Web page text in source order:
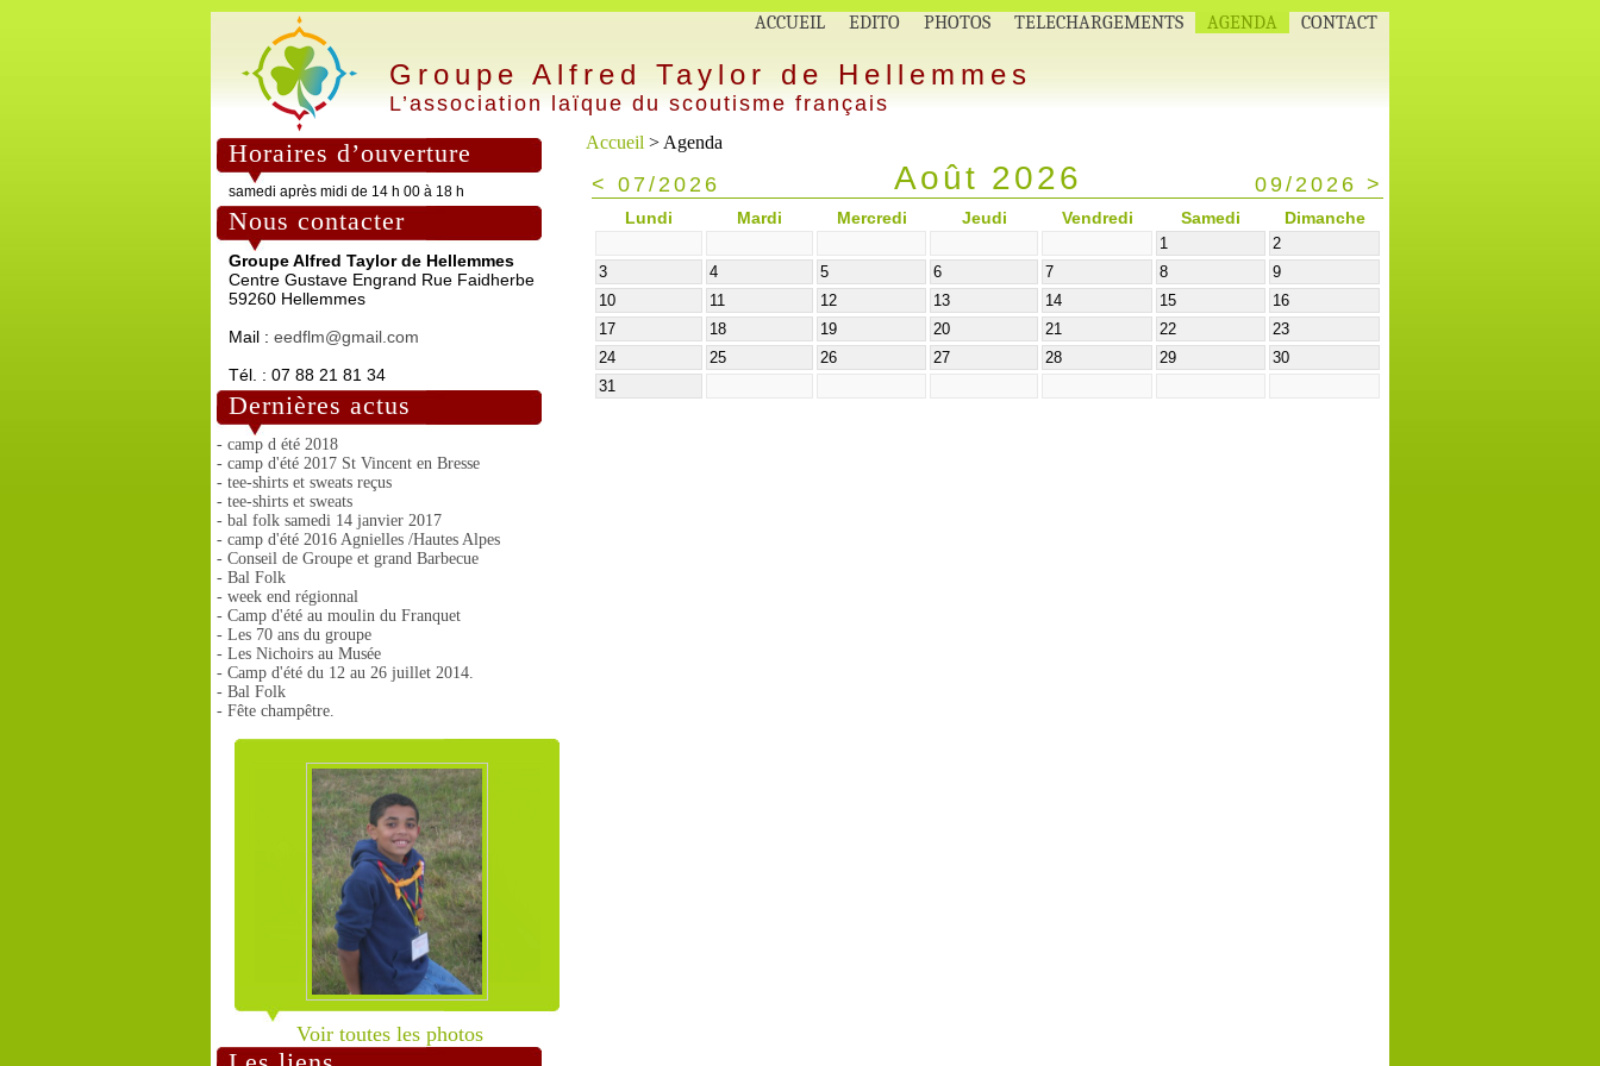
ACCUEIL EDITO PHOTOS TELECHARGEMENTS AGENDA CONTACT
Groupe Alfred Taylor de Hellemmes
L’association laïque du scoutisme français
Horaires d’ouverture
samedi après midi de 14 h 00 à 18 h
Nous contacter
Groupe Alfred Taylor de Hellemmes
Centre Gustave Engrand Rue Faidherbe
59260 Hellemmes
Mail : eedflm@gmail.com
Tél. : 07 88 21 81 34
Dernières actus
- camp d été 2018
- camp d'été 2017 St Vincent en Bresse
- tee-shirts et sweats reçus
- tee-shirts et sweats
- bal folk samedi 14 janvier 2017
- camp d'été 2016 Agnielles /Hautes Alpes
- Conseil de Groupe et grand Barbecue
- Bal Folk
- week end régionnal
- Camp d'été au moulin du Franquet
- Les 70 ans du groupe
- Les Nichoirs au Musée
- Camp d'été du 12 au 26 juillet 2014.
- Bal Folk
- Fête champêtre.
Voir toutes les photos
Accueil > Agenda
< 07/2026 Août 2026 09/2026 >
Lundi Mardi Mercredi Jeudi Vendredi Samedi Dimanche
1
2
3
4 5 6 7 8
9
10
11 12 13 14 15
16
17
18 19 20 21 22
23
24
25 26 27 28 29
30
31